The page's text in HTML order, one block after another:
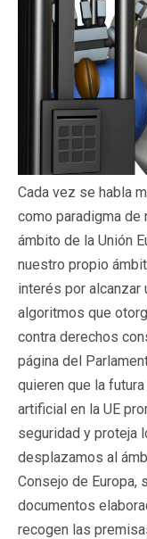
Cada vez se habla
como paradigma de
ámbito de la Unión
nuestro propio
interés por alcanzar
algoritmos que
contra derechos
página del
quieren que la
artificial en la UE
seguridad y proteja
desplazamos al
Consejo de Europa,
documentos
recogen las